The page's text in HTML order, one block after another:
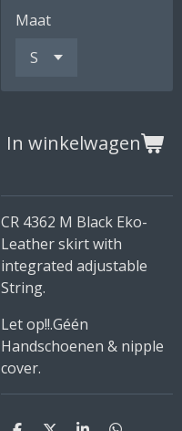
Maat
In winkelwagen
CR 4362 M Black Eko-
Leather skirt with
integrated adjustable
String.
Let op!!.Géén
Handschoenen & nipple
cover.